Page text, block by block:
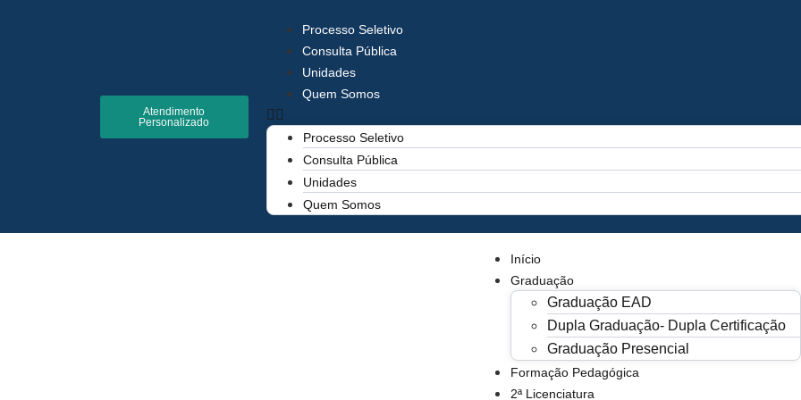
Atendimento
Personalizado
Processo Seletivo
Consulta Pública
Unidades
Quem Somos
Processo Seletivo
Consulta Pública
Unidades
Quem Somos
Início
Graduação
Graduação EAD
Dupla Graduação- Dupla Certificação
Graduação Presencial
Formação Pedagógica
2ª Licenciatura